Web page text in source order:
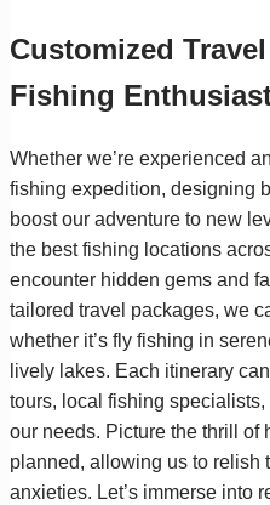
Customized
Fishing
Whether we’re experienced
fishing expedition, designing
boost our adventure to new
the best fishing locations
encounter hidden gems and
tailored travel packages, we
whether it’s fly fishing in
lively lakes. Each itinerary
tours, local fishing
our needs. Picture the thrill of
planned, allowing us to relish
anxieties. Let’s immerse into